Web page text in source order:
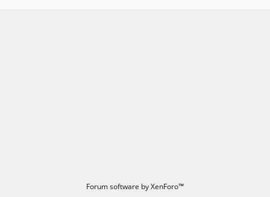
Forum software by XenForo™